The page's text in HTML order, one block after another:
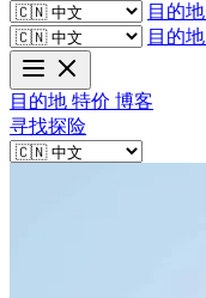
目的地
目的地
目的地 特价 博客
寻找探险